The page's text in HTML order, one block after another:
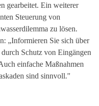
gearbeitet. Ein weiterer
Steuerung von
zu lösen.
„Informieren Sie sich über
Schutz von Eingängen
einfache Maßnahmen
sind sinnvoll."